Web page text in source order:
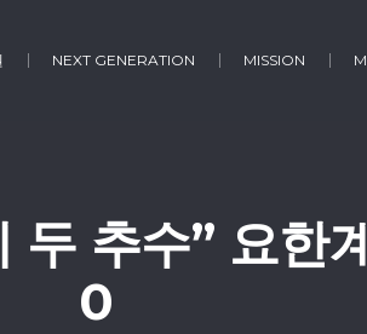
NEXT GENERATION MISSION
추수” 요한
0